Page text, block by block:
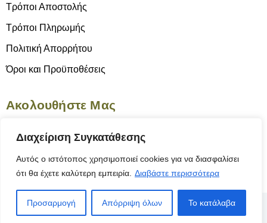
Διαχείριση Συγκατάθεσης
Αυτός ο ιστότοπος χρησιμοποιεί cookies για να διασφαλίσει
ότι θα έχετε καλύτερη εμπειρία. Διαβάστε περισσότερα
Προσαρμογή Απόρριψη όλων Το κατάλαβα
Τρόποι Αποστολής
Τρόποι Πληρωμής
Πολιτική Απορρήτου
Όροι και Προϋποθέσεις
Ακολουθήστε Μας
© 2025 Το Γνήσιον | Κατασκευή Ιστοσελίδας ByYourSite